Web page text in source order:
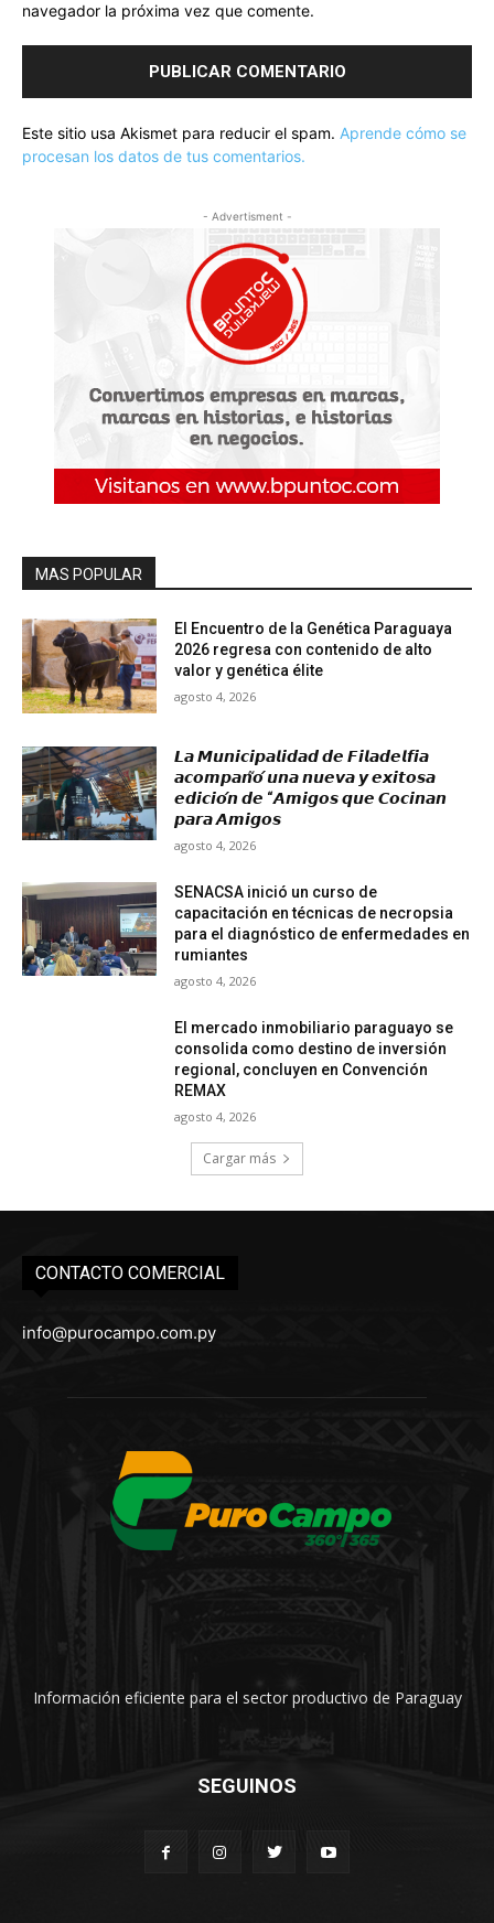
navegador la próxima vez que comente.
Este sitio usa Akismet para reducir el spam. Aprende cómo se
procesan los datos de tus comentarios.
- Advertisment -
MAS POPULAR
El Encuentro de la Genética Paraguaya
2026 regresa con contenido de alto
valor y genética élite
agosto 4, 2026
𝙇𝙖 𝙈𝙪𝙣𝙞𝙘𝙞𝙥𝙖𝙡𝙞𝙙𝙖𝙙 𝙙𝙚 𝙁𝙞𝙡𝙖𝙙𝙚𝙡𝙛𝙞𝙖
𝙖𝙘𝙤𝙢𝙥𝙖𝙣̃𝙤́ 𝙪𝙣𝙖 𝙣𝙪𝙚𝙫𝙖 𝙮 𝙚𝙭𝙞𝙩𝙤𝙨𝙖
𝙚𝙙𝙞𝙘𝙞𝙤́𝙣 𝙙𝙚 “𝘼𝙢𝙞𝙜𝙤𝙨 𝙦𝙪𝙚 𝘾𝙤𝙘𝙞𝙣𝙖𝙣
𝙥𝙖𝙧𝙖 𝘼𝙢𝙞𝙜𝙤𝙨
agosto 4, 2026
SENACSA inició un curso de
capacitación en técnicas de necropsia
para el diagnóstico de enfermedades en
rumiantes
agosto 4, 2026
El mercado inmobiliario paraguayo se
consolida como destino de inversión
regional, concluyen en Convención
REMAX
agosto 4, 2026
Cargar más
CONTACTO COMERCIAL
info@purocampo.com.py
Información eficiente para el sector productivo de Paraguay
SEGUINOS